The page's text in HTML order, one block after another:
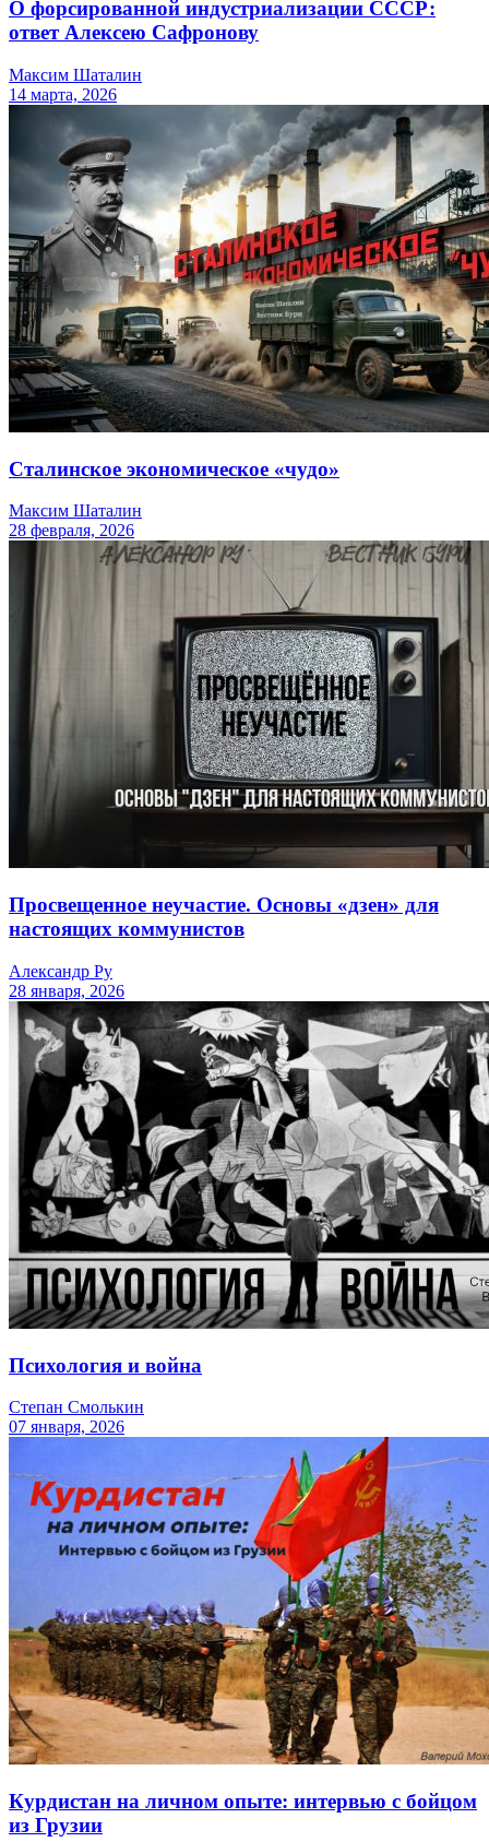
О форсированной индустриализации СССР:
ответ Алексею Сафронову
Максим Шаталин
14 марта, 2026
Сталинское экономическое «чудо»
Максим Шаталин
28 февраля, 2026
Просвещенное неучастие. Основы «дзен» для
настоящих коммунистов
Александр Ру
28 января, 2026
Психология и война
Степан Смолькин
07 января, 2026
Курдистан на личном опыте: интервью с бойцом
из Грузии